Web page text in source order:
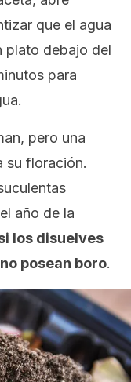
que el agua
plato debajo del
para
pero una
su floración.
año de la
los disuelves
posean boro.